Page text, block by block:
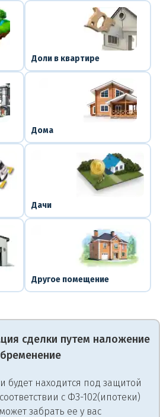
Доли в квартире
Дома
Дачи
Другое помещение
сделки путем наложение
будет находится под защитой
с ФЗ-102(ипотеки)
забрать ее у вас